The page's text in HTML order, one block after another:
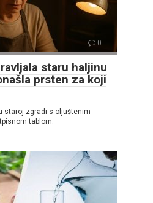
0
staru haljinu
prsten za koji
staroj zgradi s oljuštenim
tablom.